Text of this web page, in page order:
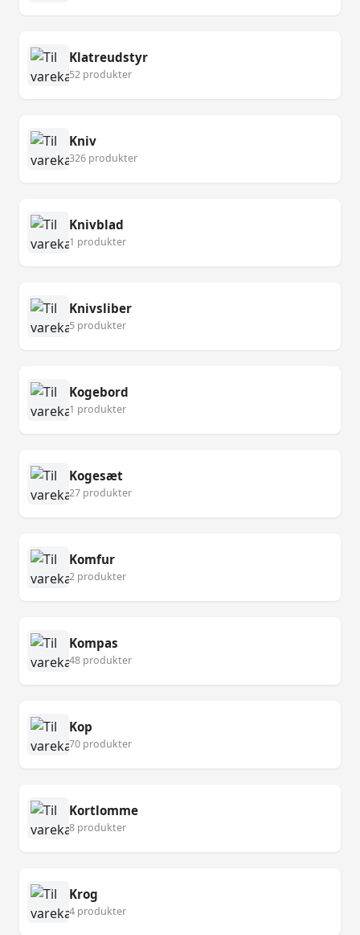
Klatreudstyr
52 produkter
Kniv
326 produkter
Knivblad
1 produkter
Knivsliber
5 produkter
Kogebord
1 produkter
Kogesæt
27 produkter
Komfur
2 produkter
Kompas
48 produkter
Kop
70 produkter
Kortlomme
8 produkter
Krog
4 produkter